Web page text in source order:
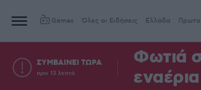
Games Όλες οι Ειδήσεις Ελλάδα
ΣΥΜΒΑΙΝΕΙ ΤΩΡΑ
πριν 13 λεπτά
Φωτιά
εναέρια